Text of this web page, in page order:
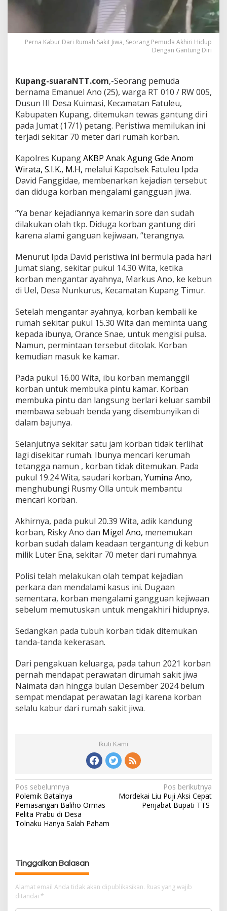
Perna Kabur Dari Rumah Sakit Jiwa, Seorang Pemuda Akhiri Hidup
Dengan Gantung Diri
Kupang-suaraNTT.com,-Seorang pemuda
bernama Emanuel Ano (25), warga RT 010 / RW 005,
Dusun III Desa Kuimasi, Kecamatan Fatuleu,
Kabupaten Kupang, ditemukan tewas gantung diri
pada Jumat (17/1) petang. Peristiwa memilukan ini
terjadi sekitar 70 meter dari rumah korban.
Kapolres KupangAKBP Anak Agung Gde Anom
Wirata, S.I.K., M.H, melalui Kapolsek Fatuleu Ipda
David Fanggidae, membenarkan kejadian tersebut
dan diduga korban mengalami gangguan jiwa.
“Ya benar kejadiannya kemarin sore dan sudah
dilakukan olah tkp. Diduga korban gantung diri
karena alami ganguan kejiwaan, “terangnya.
Menurut Ipda David peristiwa ini bermula pada hari
Jumat siang, sekitar pukul 14.30 Wita, ketika
korban mengantar ayahnya, Markus Ano, ke kebun
di Uel, Desa Nunkurus, Kecamatan Kupang Timur.
Setelah mengantar ayahnya, korban kembali ke
rumah sekitar pukul 15.30 Wita dan meminta uang
kepada ibunya, Orance Snae, untuk mengisi pulsa.
Namun, permintaan tersebut ditolak. Korban
kemudian masuk ke kamar.
Pada pukul 16.00 Wita, ibu korban memanggil
korban untuk membuka pintu kamar. Korban
membuka pintu dan langsung berlari keluar sambil
membawa sebuah benda yang disembunyikan di
dalam bajunya.
Selanjutnya sekitar satu jam korban tidak terlihat
lagi disekitar rumah. Ibunya mencari kerumah
tetangga namun , korban tidak ditemukan. Pada
pukul 19.24 Wita, saudari korban, Yumina Ano,
menghubungi Rusmy Olla untuk membantu
mencari korban.
Akhirnya, pada pukul 20.39 Wita, adik kandung
korban, Risky Ano dan Migel Ano, menemukan
korban sudah dalam keadaan tergantung di kebun
milik Luter Ena, sekitar 70 meter dari rumahnya.
Polisi telah melakukan olah tempat kejadian
perkara dan mendalami kasus ini. Dugaan
sementara, korban mengalami gangguan kejiwaan
sebelum memutuskan untuk mengakhiri hidupnya.
Sedangkan pada tubuh korban tidak ditemukan
tanda-tanda kekerasan.
Dari pengakuan keluarga, pada tahun 2021 korban
pernah mendapat perawatan dirumah sakit jiwa
Naimata dan hingga bulan Desember 2024 belum
sempat mendapat perawatan lagi karena korban
selalu kabur dari rumah sakit jiwa.
Ikuti Kami
N
a
v
i
p
o
s
Pos sebelumnya
Polemik Batalnya
Pemasangan Baliho Ormas
Pelita Prabu di Desa
Tolnaku Hanya Salah Paham
Pos berikutnya
Mordekai Liu Puji Aksi Cepat
Penjabat Bupati TTS
Tinggalkan Balasan
Alamat email Anda tidak akan dipublikasikan. Ruas yang wajib
ditandai *